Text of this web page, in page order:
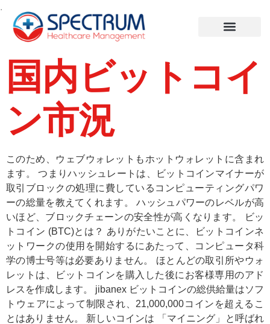
.
国内ビットコイ
ン市況
このため、ウェブウォレットもホットウォレットに含まれ
ます。 つまりハッシュレートは、ビットコインマイナーが
取引ブロックの処理に費しているコンピューティングパワ
ーの総量を教えてくれます。 ハッシュパワーのレベルが高
いほど、ブロックチェーンの安全性が高くなります。 ビッ
トコイン (BTC)とは？ ありがたいことに、ビットコインネ
ットワークの使用を開始するにあたって、コンピュータ科
学の博士号等は必要ありません。 ほとんどの取引所やウォ
レットは、ビットコインを購入した後にお客様専用のアド
レスを作成します。 jibanex ビットコインの総供給量はソフ
トウェアによって制限され、21,000,000コインを超えるこ
とはありません。 新しいコインは 「マイニング」と呼ばれ